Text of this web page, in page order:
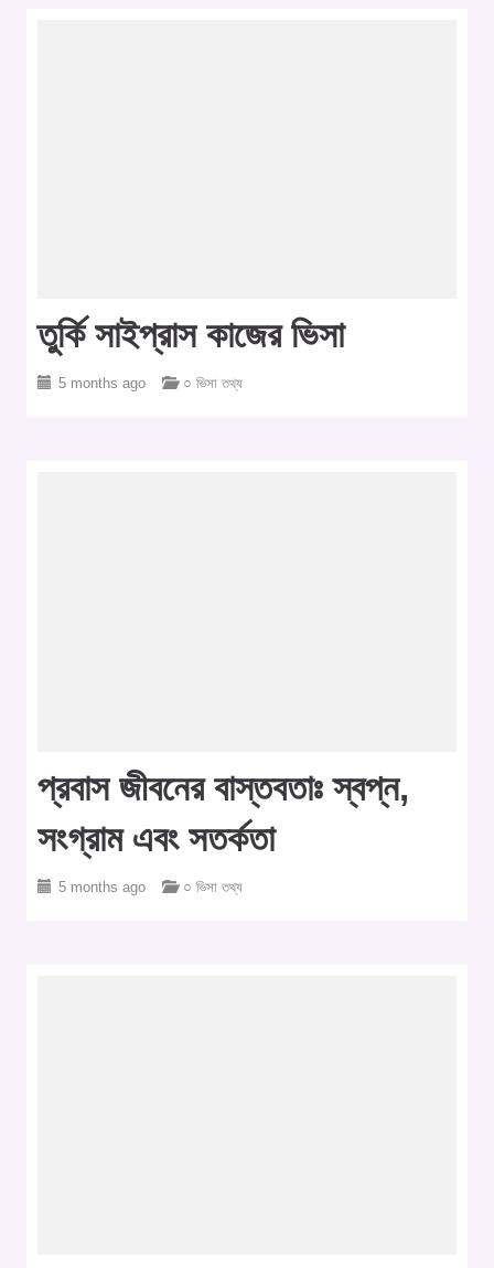
তুর্কি সাইপ্রাস কাজের ভিসা
5 months ago ○ ভিসা তথ্য
প্রবাস জীবনের বাস্তবতাঃ স্বপ্ন,
সংগ্রাম এবং সতর্কতা
5 months ago ○ ভিসা তথ্য